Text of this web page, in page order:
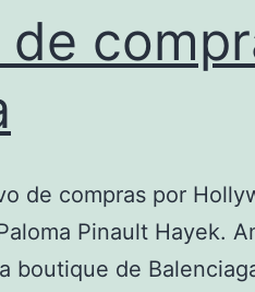
de
de compras por
Pinault Hayek.
boutique de